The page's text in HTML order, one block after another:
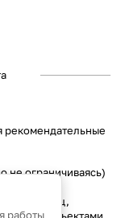
работы
рекомендательные
не ограничиваясь)
видео
страниц,